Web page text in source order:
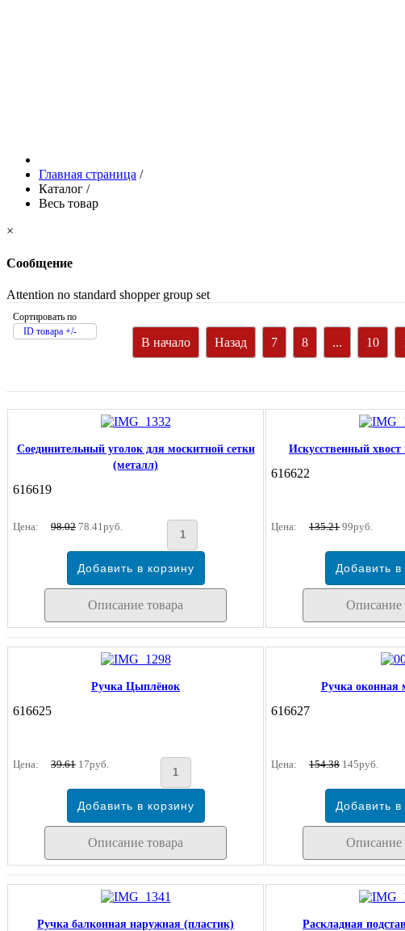
Главная страница /
Каталог /
Весь товар
×
Сообщение
Attention no standard shopper group set
Сортировать по
ID товара +/-
В начало Назад 7 8 ... 10
Соединительный уголок для москитной сетки
(металл)
616619
Цена: 98.02 78.41руб.
Описание товара
Искусственный хвост
616622
Цена: 135.21 99руб.
Описание
Ручка Цыплёнок
616625
Цена: 39.61 17руб.
Описание товара
Ручка оконная
616627
Цена: 154.38 145руб.
Описание
Ручка балконная наружная (пластик) Раскладная